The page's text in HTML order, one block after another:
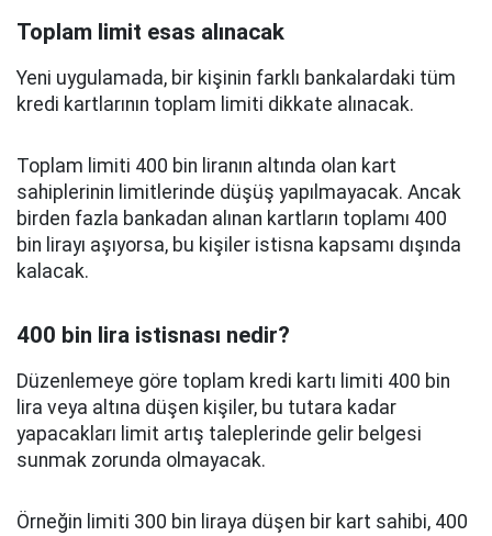
Toplam limit esas alınacak
Yeni uygulamada, bir kişinin farklı bankalardaki tüm
kredi kartlarının toplam limiti dikkate alınacak.
Toplam limiti 400 bin liranın altında olan kart
sahiplerinin limitlerinde düşüş yapılmayacak. Ancak
birden fazla bankadan alınan kartların toplamı 400
bin lirayı aşıyorsa, bu kişiler istisna kapsamı dışında
kalacak.
400 bin lira istisnası nedir?
Düzenlemeye göre toplam kredi kartı limiti 400 bin
lira veya altına düşen kişiler, bu tutara kadar
yapacakları limit artış taleplerinde gelir belgesi
sunmak zorunda olmayacak.
Örneğin limiti 300 bin liraya düşen bir kart sahibi, 400